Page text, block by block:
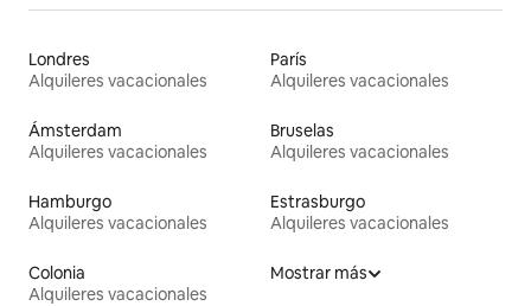
Londres
Alquileres vacacionales
París
Alquileres vacacionales
Ámsterdam
Alquileres vacacionales
Bruselas
Alquileres vacacionales
Hamburgo
Alquileres vacacionales
Estrasburgo
Alquileres vacacionales
Colonia
Alquileres vacacionales
Mostrar más